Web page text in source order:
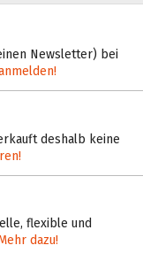
Newsletter) bei
deshalb keine
flexible und
dazu!